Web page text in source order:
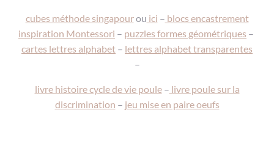
cubes méthode singapourou ici – blocs encastrement
inspiration Montessori – puzzles formes géométriques –
cartes lettres alphabet – lettres alphabet transparentes
–
livre histoire cycle de vie poule– livre poule sur la
discrimination – jeu mise en paire oeufs